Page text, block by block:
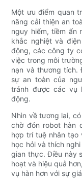
Một ưu điểm quan
năng cải thiện an
nguy hiểm, tiềm ẩn
khắc nghiệt và
động, các công ty
việc trong môi
nạn và thương tích.
sự an toàn của
tránh được các vụ
động.
Nhìn về tương lai,
chờ đón robot hàn
hợp trí tuệ nhân
học hỏi và thích
gian thực. Điều này
hoạt và hiệu quả
vụ hàn hơn với sự